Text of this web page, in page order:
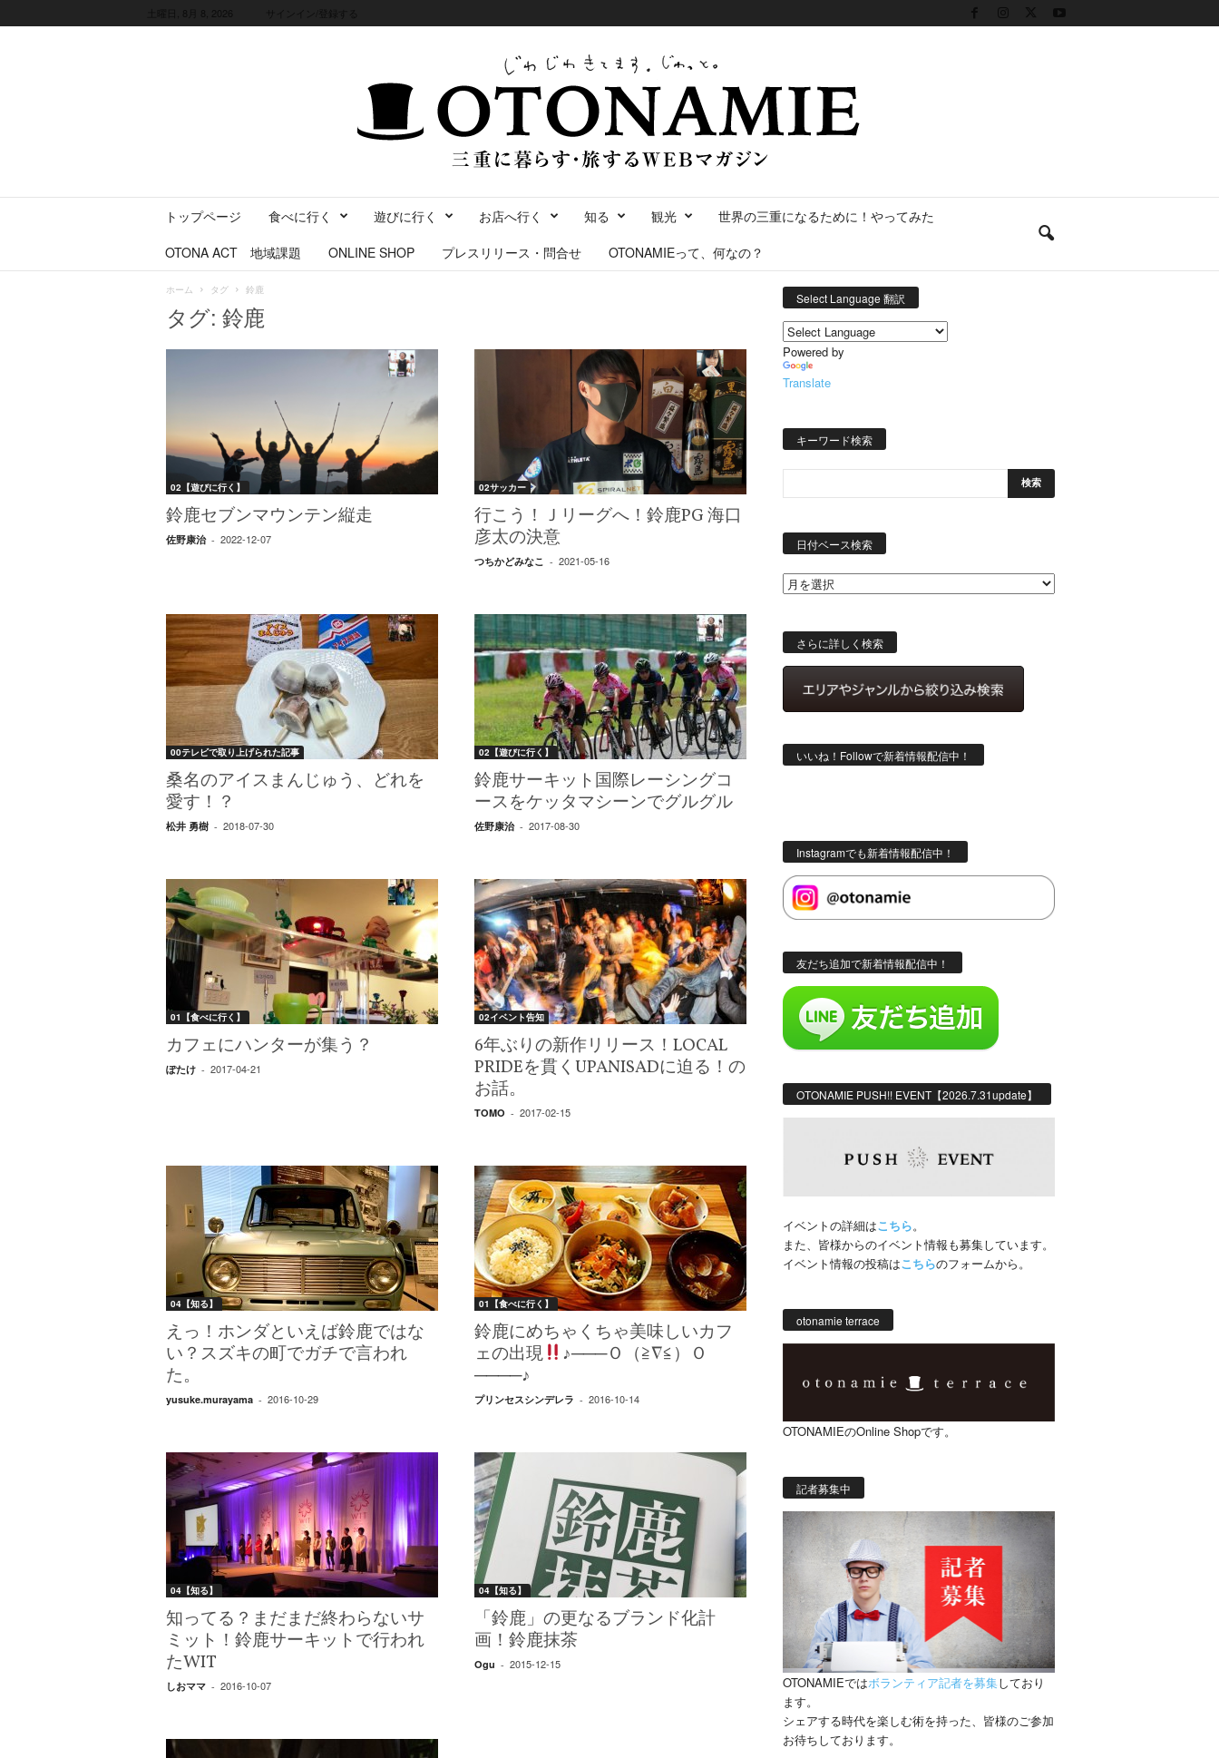
トップページ 食べに行く 遊びに行く お店へ行く 知る 観光
世界の三重になるために！やってみた
OTONA ACT 地域課題
ONLINE SHOP プレスリリース・問合せ OTONAMIEって、何なの？
ホーム タグ 鈴鹿
タグ: 鈴鹿
02【遊びに行く】
鈴鹿セブンマウンテン縦走
佐野康治 - 2022-12-07
02サッカー
行こう！Ｊリーグへ！鈴鹿PG 海口
彦太の決意
つちかどみなこ - 2021-05-16
00テレビで取り上げられた記事
桑名のアイスまんじゅう、どれを
愛す！？
松井 勇樹 - 2018-07-30
02【遊びに行く】
鈴鹿サーキット国際レーシングコ
ースをケッタマシーンでグルグル
佐野康治 - 2017-08-30
01【食べに行く】
カフェにハンターが集う？
ぽたけ - 2017-04-21
02イベント告知
6年ぶりの新作リリース！LOCAL
PRIDEを貫くUPANISADに迫る！の
お話。
TOMO - 2017-02-15
04【知る】
えっ！ホンダといえば鈴鹿ではな
い？スズキの町でガチで言われ
た。
yusuke.murayama - 2016-10-29
01【食べに行く】
鈴鹿にめちゃくちゃ美味しいカフ
ェの出現
♪───Ｏ（≧∇≦）Ｏ
────♪
プリンセスシンデレラ - 2016-10-14
04【知る】
知ってる？まだまだ終わらないサ
ミット！鈴鹿サーキットで行われ
たWIT
しおママ - 2016-10-07
04【知る】
「鈴鹿」の更なるブランド化計
画！鈴鹿抹茶
Ogu - 2015-12-15
Select Language 翻訳
Powered by
Translate
キーワード検索
日付ベース検索
索
さらに詳しく検索
いいね！Followで新着情報配信中！
Instagramでも新着情報配信中！
友だち追加で新着情報配信中！
OTONAMIE PUSH!! EVENT【2026.7.31update】
イベントの詳細はこちら。
また、皆様からのイベント情報も募集しています。
イベント情報の投稿はこちらのフォームから。
otonamie terrace
OTONAMIEのOnline Shopです。
記者募集中
OTONAMIEではボランティア記者を募集しており
ます。
シェアする時代を楽しむ術を持った、皆様のご参加
お待ちしております。